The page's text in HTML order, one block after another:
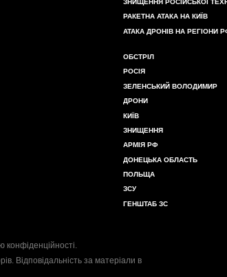
ЗНИЩЕННЯ РОСІЙСЬКОЇ
РАКЕТНА АТАКА НА КИЇВ
АТАКА ДРОНІВ НА РЕГІОНИ
ОБСТРІЛ
РОСІЯ
ЗЕЛЕНСЬКИЙ ВОЛОДИМИР
ДРОНИ
КИЇВ
ЗНИЩЕННЯ
АРМІЯ РФ
ДОНЕЦЬКА ОБЛАСТЬ
ПОЛЬЩА
ЗСУ
ГЕНШТАБ ЗС
конфіденційності.
Відповідальність за матеріали в